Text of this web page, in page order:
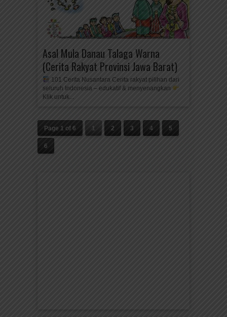
Asal Mula Danau Talaga Warna
(Cerita Rakyat Provinsi Jawa Barat)
101 Cerita Nusantara Cerita rakyat pilihan dari
seluruh Indonesia – edukatif & menyenangkan
Klik untuk...
Page 1 of 6 1 2 3 4 5
6